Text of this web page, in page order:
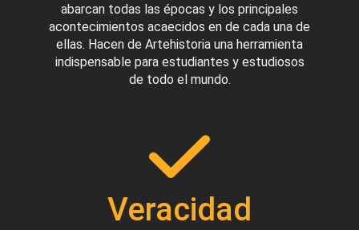
abarcan todas las épocas y los principales
acontecimientos acaecidos en de cada una de
ellas. Hacen de Artehistoria una herramienta
indispensable para estudiantes y estudiosos
de todo el mundo.
Veracidad